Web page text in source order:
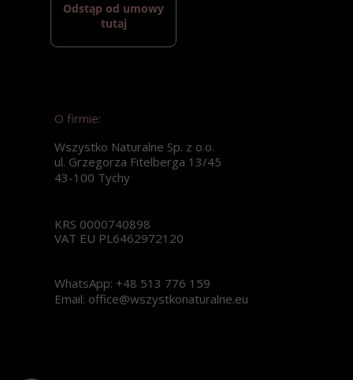
Odstąp od umowy
tutaj
O firmie:
Wszystko Naturalne Sp. z o.o.
ul. Grzegorza Fitelberga 13/45
43-100 Tychy
KRS 0000740898
VAT EU PL6462972120
WhatsApp: +48 513 776 159
Email: office@wszystkonaturalne.eu